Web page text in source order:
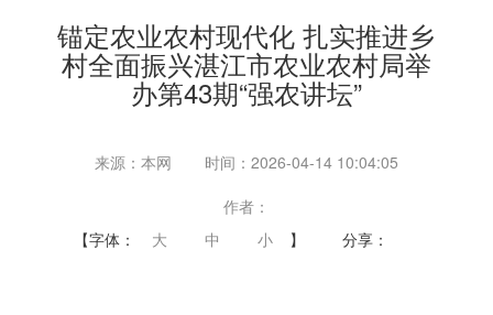
锚定农业农村现代化 扎实推进乡
村全面振兴湛江市农业农村局举
办第43期“强农讲坛”
来源：本网
时间：2026-04-14 10:04:05
作者：
【字体：
大 中 小 】 分享：